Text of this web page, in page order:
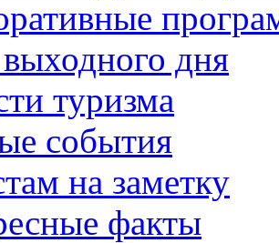
дня
туризма
события
на заметку
факты